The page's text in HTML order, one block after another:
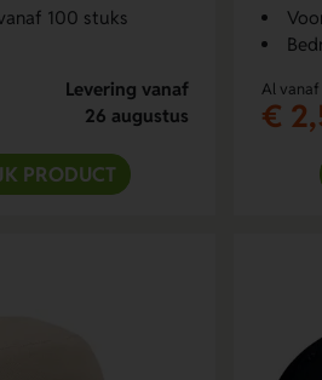
100 stuks
Levering vanaf
26 augustus
PRODUCT
Al vanaf
€